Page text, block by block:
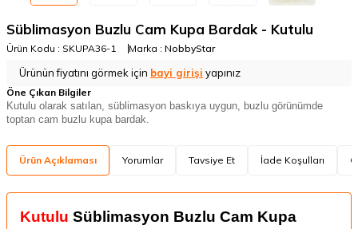
Süblimasyon Buzlu Cam Kupa Bardak - Kutulu
Ürün Kodu : SKUPA36-1 Marka : NobbyStar
Ürünün fiyatını görmek için bayi girişi yapınız
Öne Çıkan Bilgiler
Kutulu olarak satılan, süblimasyon baskıya uygun, buzlu görünümde
toptan cam buzlu kupa bardak.
Ürün Açıklaması Yorumlar Tavsiye Et İade Koşulları
Kutulu Süblimasyon Buzlu Cam Kupa